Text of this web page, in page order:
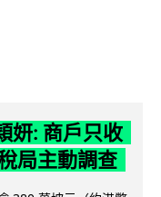
妍: 商戶只收
局主動調查